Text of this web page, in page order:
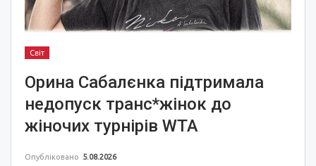
Світ
Орина Сабалєнка підтримала
недопуск транс*жінок до
жіночих турнірів WTA
Опубліковано 5.08.2026